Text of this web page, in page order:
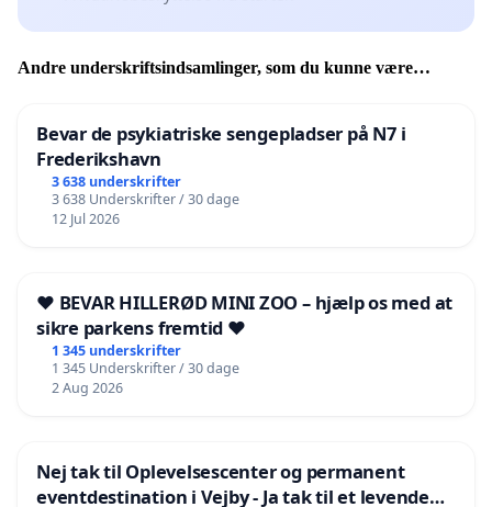
Andre underskriftsindsamlinger, som du kunne være
Bevar de psykiatriske sengepladser på N7 i
Frederikshavn
3 638 underskrifter
3 638 Underskrifter / 30 dage
12 Jul 2026
❤️ BEVAR HILLERØD MINI ZOO – hjælp os med at
sikre parkens fremtid ❤️
1 345 underskrifter
1 345 Underskrifter / 30 dage
2 Aug 2026
Nej tak til Oplevelsescenter og permanent
eventdestination i Vejby - Ja tak til et levende